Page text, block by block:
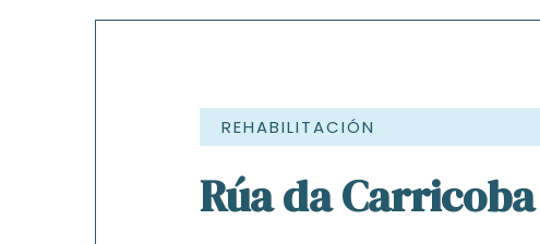
REHABILITACIÓN
Rúa da Carricoba